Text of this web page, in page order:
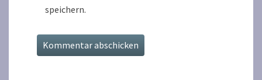
speichern.